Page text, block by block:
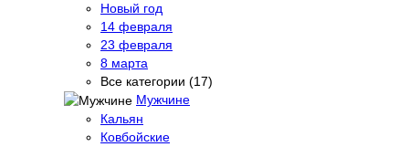
Новый год
14 февраля
23 февраля
8 марта
Все категории (17)
Мужчине
Кальян
Ковбойские